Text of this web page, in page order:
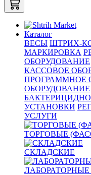
Каталог
ВЕСЫ ШТРИХ-
МАРКИРОВКА
ОБОРУДОВАНИЕ
КАССОВОЕ
ПРОГРАММНОЕ
ОБОРУДОВАНИЕ
УСТАНОВКИ
УСЛУГИ
ТОРГОВЫЕ
СКЛАДСКИЕ